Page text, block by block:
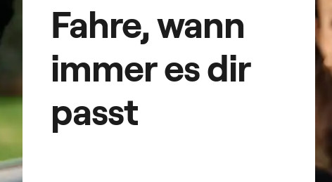
Fahre, wann
immer es dir
passt